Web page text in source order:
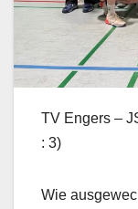
TV Engers –
: 3)
Wie